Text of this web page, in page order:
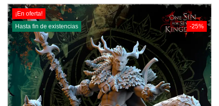
¡En oferta!
Hasta fin de existencias
-25%